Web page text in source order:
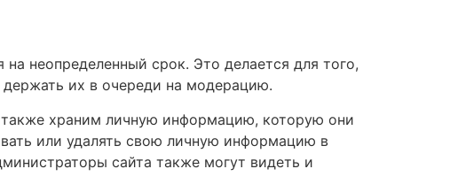
неопределенный срок. Это делается для того,
их в очереди на модерацию.
храним личную информацию, которую они
или удалять свою личную информацию в
сайта также могут видеть и